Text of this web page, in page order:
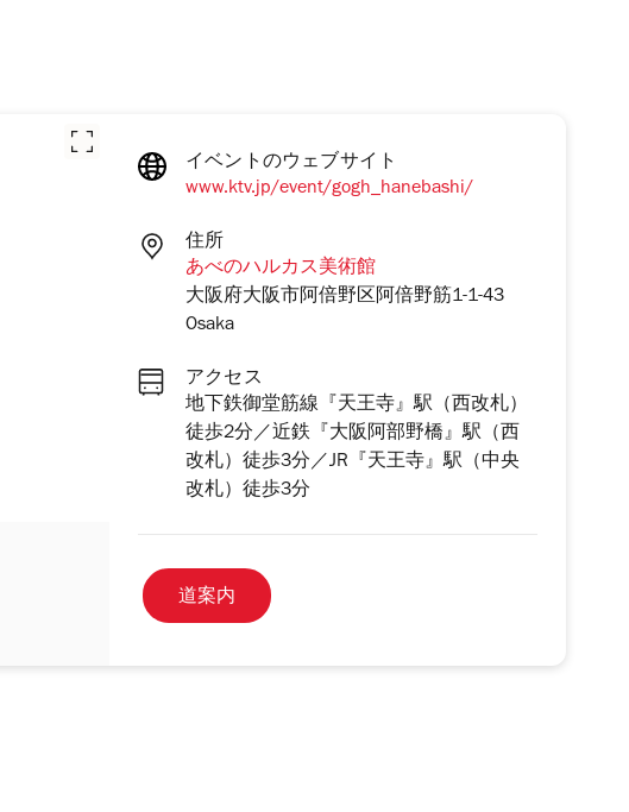
イベントのウェブサイト
www.ktv.jp/event/gogh_hanebashi/
住所
あべのハルカス美術館
大阪府大阪市阿倍野区阿倍野筋1-1-43
Osaka
アクセス
地下鉄御堂筋線『天王寺』駅（西改札）
徒歩2分／近鉄『大阪阿部野橋』駅（西
改札）徒歩3分／JR『天王寺』駅（中央
改札）徒歩3分
道案内